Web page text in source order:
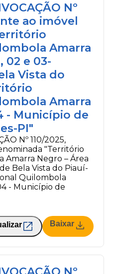
Nº
ao imóvel
Amarra
02 e 03-
Vista do
Amarra
- Município de
PI"
Nº 110/2025,
"Território
Amarra Negro – Área
Bela Vista do Piauí-
Quilombola
- Município de
Baixar